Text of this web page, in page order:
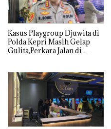
Kasus Playgroup Djuwita di
Polda Kepri Masih Gelap
Gulita,Perkara Jalan di